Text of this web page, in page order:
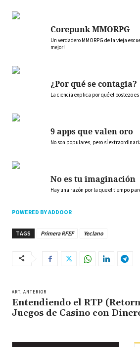
Corepunk MMORPG
Un verdadero MMORPG de la vieja
mejor!
¿Por qué se contagia?
La ciencia explica por qué el bostezo
9 apps que valen oro
No son populares, pero sí
No es tu imaginación
Hay una razón por la que el tiempo
POWERED BY ADDOOR
TAGS Primera RFEF Yeclano
ART. ANTERIOR
Entendiendo el RTP
Juegos de Casino con